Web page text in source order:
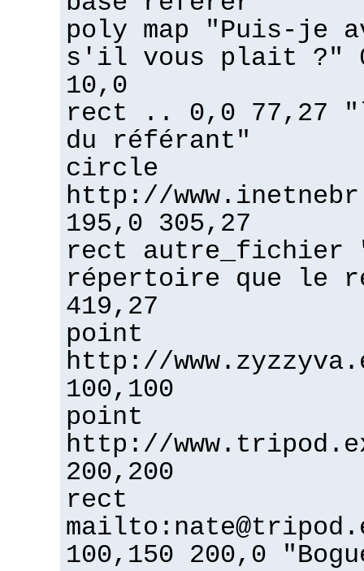
poly map "Puis-je
s'il vous plait ?"
10,0
rect .. 0,0 77,27
du référant"
circle
http://
195,0 305,27
rect autre_fichier
répertoire que le
419,27
point
http://
100,100
point
http://
200,200
rect
100,150 200,0